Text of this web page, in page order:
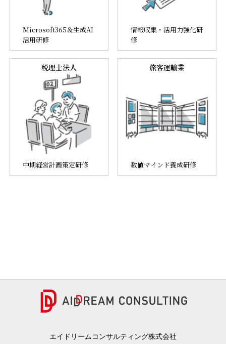
Microsoft365＆生成AI
活用研修
情報収集・活用力強化研
修
税理士法人
中期経営計画策定研修
旅客運輸業
数値マインド養成研修
エイドリームコンサルティング株式会社